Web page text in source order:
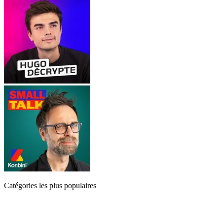
Catégories les plus populaires